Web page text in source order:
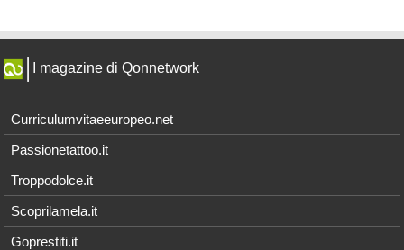
I magazine di Qonnetwork
Curriculumvitaeeuropeo.net
Passionetattoo.it
Troppodolce.it
Scoprilamela.it
Goprestiti.it